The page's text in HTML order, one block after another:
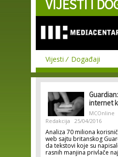
Skip to
main
VIJESTI I
Vijesti Događaji
internet
MCOnline
Redakcija
25/04/2016
Analiza 70 miliona
web sajtu britanskog
da tekstovi koje su
rasnih manjina privlače